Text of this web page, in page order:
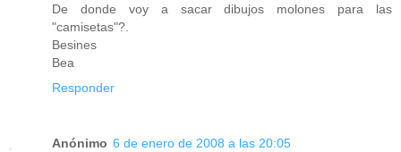
De donde voy a sacar dibujos molones para las
"camisetas"?.
Besines
Bea
Responder
Anónimo 6 de enero de 2008 a las 20:05